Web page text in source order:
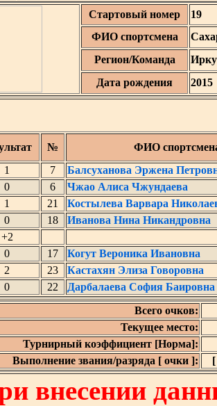
Стартовый номер
19
ФИО спортсмена
Регион/Команда
Дата рождения
2015
№
ФИО
1 7
Балсуханова Эржена
0 6
Чжао Алиса Чжундаева
1 21
Костылева Варвара
0 18
Иванова Нина Никандровна
+2
0 17
Когут Вероника Ивановна
2 23
Кастахян Элиза Говоровна
0 22
Дарбалаева София Баировна
Всего очков:
Текущее место:
Турнирный коэффициент [Норма]:
Выполнение звания/разряда [ очки ]:
внесении